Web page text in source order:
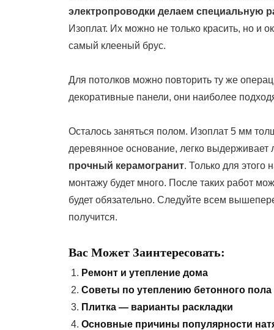
электропроводки делаем специальную
Изоплат. Их можно не только красить, но и
самый клееный брус.
Для потолков можно повторить ту же
декоративные панели, они наиболее
Осталось заняться полом. Изоплат 5 мм
деревянное основание, легко
прочный керамогранит. Только для этого
монтажу будет много. После таких работ
будет обязательно. Следуйте всем
получится.
Вас Может Заинтересовать:
Ремонт и утепление дома
Советы по утеплению бетонного пола
Плитка — варианты раскладки
Основные причины популярности